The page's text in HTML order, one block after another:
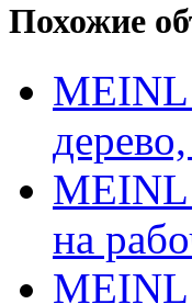
Похожие
MEINL
MEINL
на
MEINL